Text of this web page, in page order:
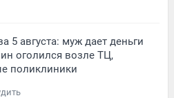
5 августа: муж дает деньги
оголился возле ТЦ,
поликлиники